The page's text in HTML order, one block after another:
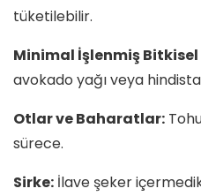
tüketilebilir.
Minimal İşlenmiş
avokado yağı veya
Otlar ve Baharatlar:
sürece.
Sirke: İlave şeker